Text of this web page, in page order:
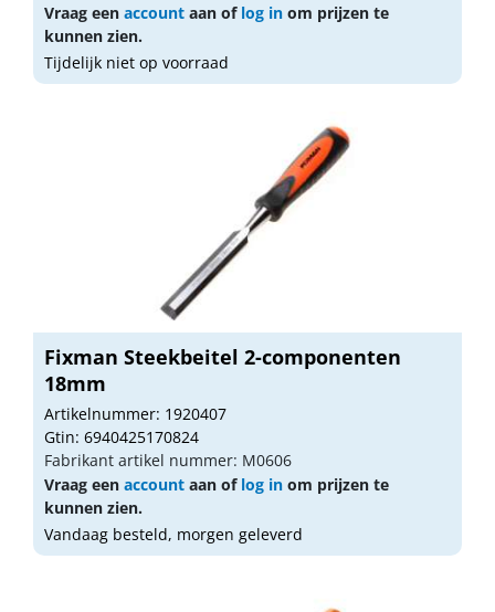
Vraag een account aan of log in om prijzen te
kunnen zien.
Tijdelijk niet op voorraad
Fixman Steekbeitel 2-componenten
18mm
Artikelnummer: 1920407
Gtin: 6940425170824
Fabrikant artikel nummer: M0606
Vraag een account aan of log in om prijzen te
kunnen zien.
Vandaag besteld, morgen geleverd